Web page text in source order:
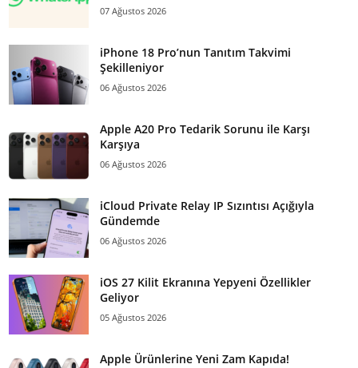
07 Ağustos 2026
iPhone 18 Pro’nun Tanıtım Takvimi
Şekilleniyor
06 Ağustos 2026
Apple A20 Pro Tedarik Sorunu ile Karşı
Karşıya
06 Ağustos 2026
iCloud Private Relay IP Sızıntısı Açığıyla
Gündemde
06 Ağustos 2026
iOS 27 Kilit Ekranına Yepyeni Özellikler
Geliyor
05 Ağustos 2026
Apple Ürünlerine Yeni Zam Kapıda!